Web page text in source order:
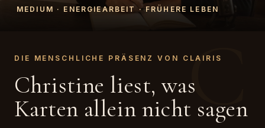
MEDIUM · ENERGIEARBEIT · FRÜHERE LEBEN
C
DIE MENSCHLICHE PRÄSENZ VON CLAIRIS
Christine liest, was
Karten allein nicht sagen